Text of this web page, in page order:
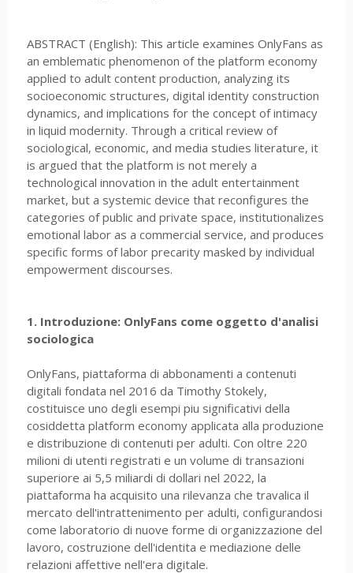
ABSTRACT (English): This article examines OnlyFans as
an emblematic phenomenon of the platform economy
applied to adult content production, analyzing its
socioeconomic structures, digital identity construction
dynamics, and implications for the concept of intimacy
in liquid modernity. Through a critical review of
sociological, economic, and media studies literature, it
is argued that the platform is not merely a
technological innovation in the adult entertainment
market, but a systemic device that reconfigures the
categories of public and private space, institutionalizes
emotional labor as a commercial service, and produces
specific forms of labor precarity masked by individual
empowerment discourses.
1. Introduzione: OnlyFans come oggetto d'analisi
sociologica
OnlyFans, piattaforma di abbonamenti a contenuti
digitali fondata nel 2016 da Timothy Stokely,
costituisce uno degli esempi piu significativi della
cosiddetta platform economy applicata alla produzione
e distribuzione di contenuti per adulti. Con oltre 220
milioni di utenti registrati e un volume di transazioni
superiore ai 5,5 miliardi di dollari nel 2022, la
piattaforma ha acquisito una rilevanza che travalica il
mercato dell'intrattenimento per adulti, configurandosi
come laboratorio di nuove forme di organizzazione del
lavoro, costruzione dell'identita e mediazione delle
relazioni affettive nell'era digitale.